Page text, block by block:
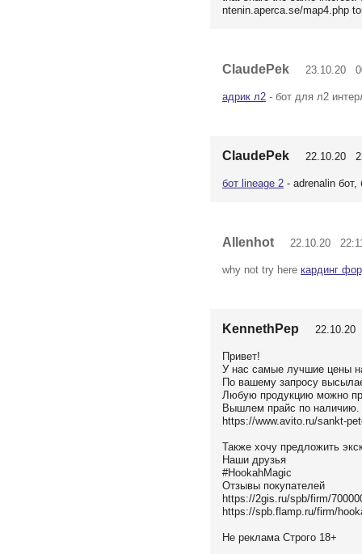
ntenin.aperca.se/map4.php
ClaudePek 23.10.20
адрик л2 - бот для л2
ClaudePek 22.10.20
бот lineage 2 - adrenalin
Allenhot 22.10.20
why not try here кардинг
KennethPep 22.10.20
Привет!
У нас самые лучшие цены
По вашему запросу
Любую продукцию можно
Вышлем прайс по наличию.
https://www.avito.ru/sankt-
Также хочу предложить
Наши друзья
#HookahMagic
Отзывы покупателей
https://2gis.ru/spb/firm/
https://spb.flamp.ru/firm/
Не реклама Строго 18+